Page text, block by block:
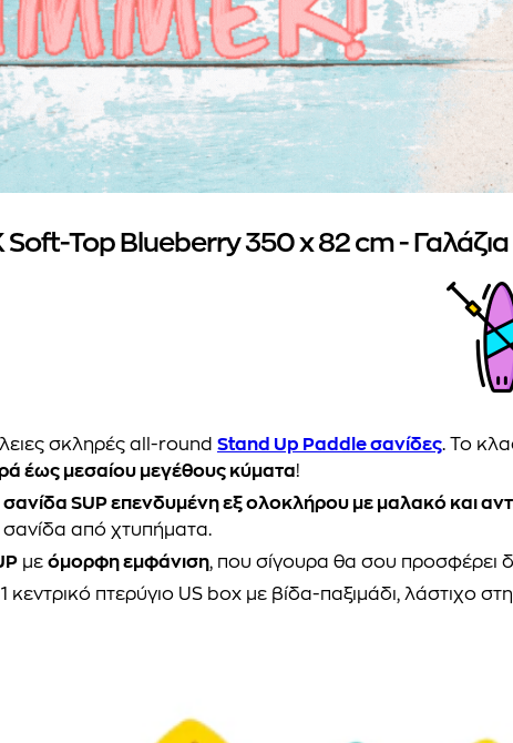
Soft-Top Blueberry 350 x 82 cm - Γαλάζια
σκληρές all-round Stand Up Paddle σανίδες. Το
έως μεσαίου μεγέθους κύματα!
σανίδα SUP επενδυμένη εξ ολοκλήρου με μαλακό και
σανίδα από χτυπήματα.
με όμορφη εμφάνιση, που σίγουρα θα σου προσφέρει
κεντρικό πτερύγιο US box με βίδα-παξιμάδι,